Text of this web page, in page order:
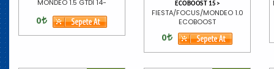
MONDEO 1.5 GTDI 14-
0
ECOBOOST 15>
FIESTA/FOCUS/MONDEO 1.0
ECOBOOST
0